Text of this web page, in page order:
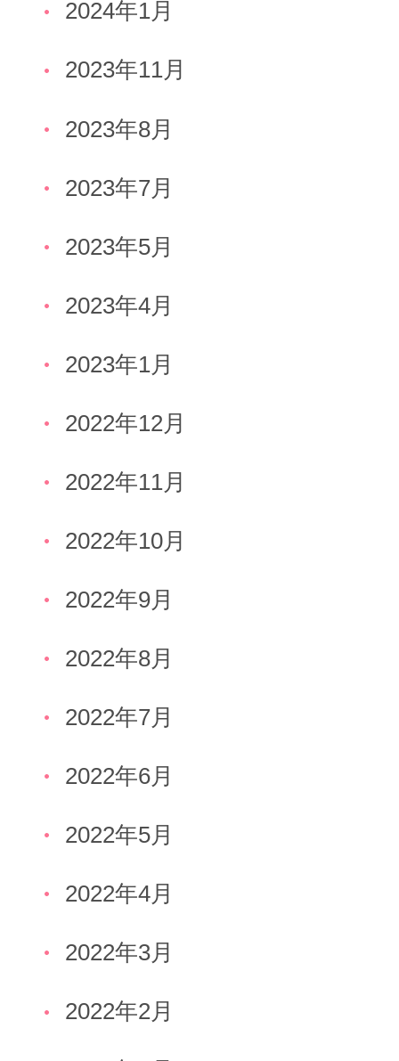
2024年1月
2023年11月
2023年8月
2023年7月
2023年5月
2023年4月
2023年1月
2022年12月
2022年11月
2022年10月
2022年9月
2022年8月
2022年7月
2022年6月
2022年5月
2022年4月
2022年3月
2022年2月